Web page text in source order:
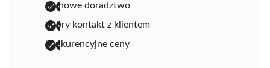
fachowe doradztwo
dobry kontakt z klientem
konkurencyjne ceny